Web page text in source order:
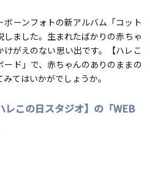
ーンフォトの新アルバム「コット
ました。生まれたばかりの赤ちゃ
がえのない思い出です。【ハレこ
ド」で、赤ちゃんのありのままの
てはいかがでしょうか。
レこの日スタジオ】の「WEB